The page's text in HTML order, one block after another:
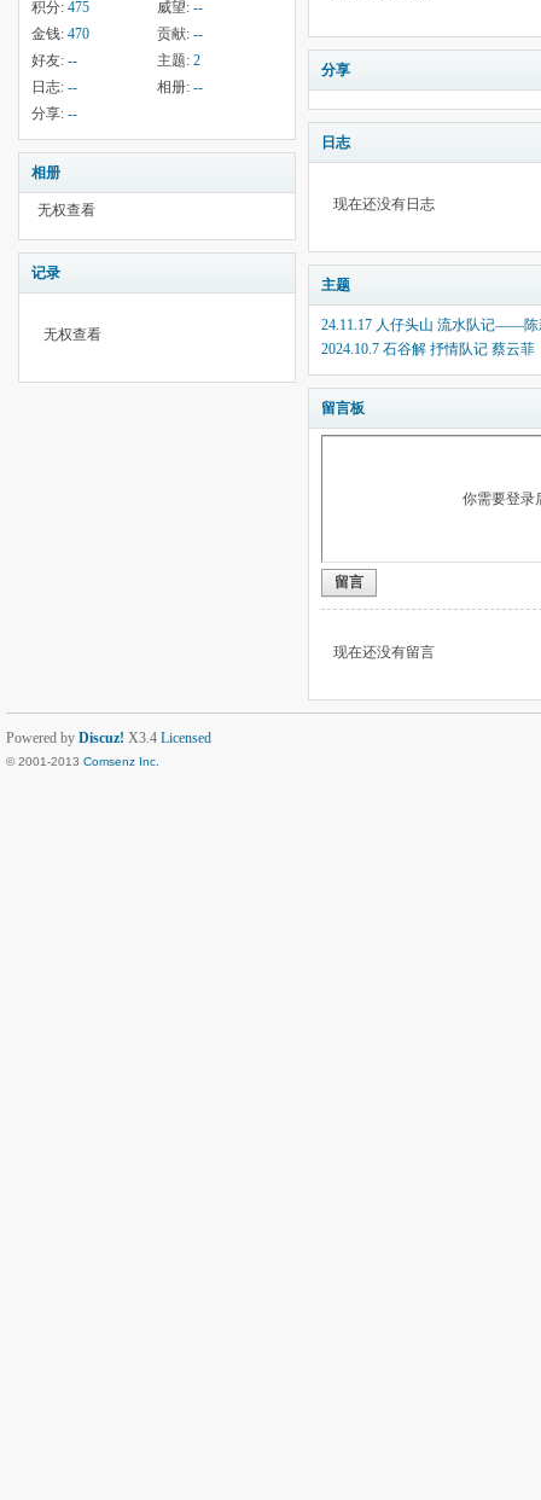
积分: 475 威望: --
金钱: 470 贡献: --
好友: -- 主题: 2
日志: -- 相册: --
分享: --
相册
无权查看
记录
无权查看
分享
日志
现在还没有日志
主题
24.11.17 人仔头山 流水队记——
2024.10.7 石谷解 抒情队记 蔡云菲
留言板
你需要登录
留言
现在还没有留言
Powered by Discuz! X3.4 Licensed
© 2001-2013 Comsenz Inc.